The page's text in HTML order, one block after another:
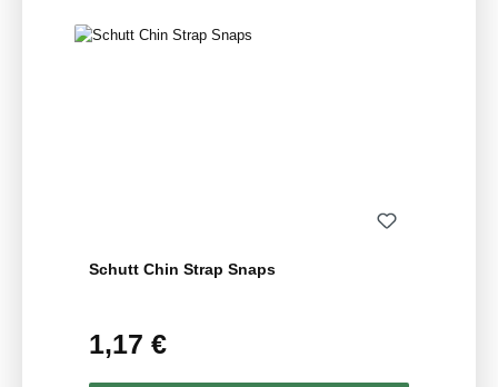
Schutt Chin Strap Snaps
Regulärer Preis:
1,17 €